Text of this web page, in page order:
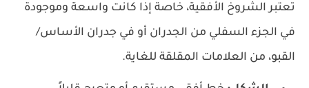
تعتبر الشروخ الأفقية، خاصة إذا كانت واسعة وموجودة
في الجزء السفلي من الجدران أو في جدران الأساس/
القبو، من العلامات المقلقة للغاية.